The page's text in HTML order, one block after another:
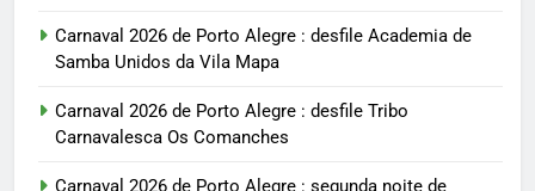
Carnaval 2026 de Porto Alegre : desfile Academia de
Samba Unidos da Vila Mapa
Carnaval 2026 de Porto Alegre : desfile Tribo
Carnavalesca Os Comanches
Carnaval 2026 de Porto Alegre : segunda noite de